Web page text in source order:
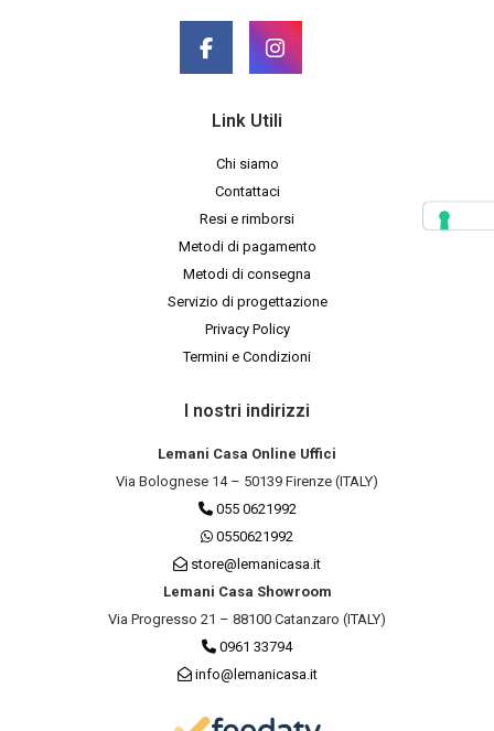
Link Utili
Chi siamo
Contattaci
Resi e rimborsi
Metodi di pagamento
Metodi di consegna
Servizio di progettazione
Privacy Policy
Termini e Condizioni
I nostri indirizzi
Lemani Casa Online Uffici
Via Bolognese 14 – 50139 Firenze (ITALY)
055 0621992
0550621992
store@lemanicasa.it
Lemani Casa Showroom
Via Progresso 21 – 88100 Catanzaro (ITALY)
0961 33794
info@lemanicasa.it